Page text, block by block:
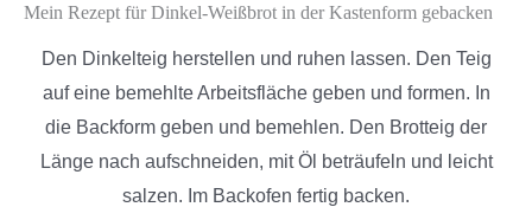
Mein Rezept für Dinkel-Weißbrot in der Kastenform gebacken
Den Dinkelteig herstellen und ruhen lassen. Den Teig
auf eine bemehlte Arbeitsfläche geben und formen. In
die Backform geben und bemehlen. Den Brotteig der
Länge nach aufschneiden, mit Öl beträufeln und leicht
salzen. Im Backofen fertig backen.